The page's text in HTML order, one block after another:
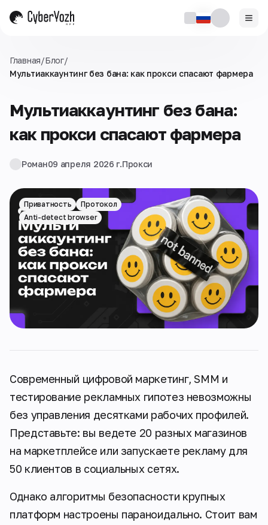
Главная/Блог/
Мультиаккаунтинг без бана: как прокси спасают фармера
Мультиаккаунтинг без бана:
как прокси спасают фармера
Роман09 апреля 2026 г.Прокси
Приватность
Протокол
Anti-detect browser
Современный цифровой маркетинг, SMM и
тестирование рекламных гипотез невозможны
без управления десятками рабочих профилей.
Представьте: вы ведете 20 разных магазинов
на маркетплейсе или запускаете рекламу для
50 клиентов в социальных сетях.
Однако алгоритмы безопасности крупных
платформ настроены параноидально. Стоит вам